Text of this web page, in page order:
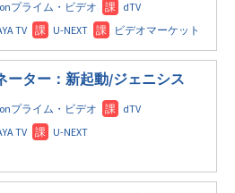
osusume-
osusume-
osusume-
ーター：新起動/ジェニシス